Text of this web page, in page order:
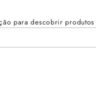
para descobrir